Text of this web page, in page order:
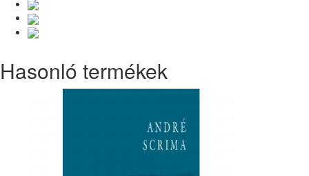
Hasonló termékek